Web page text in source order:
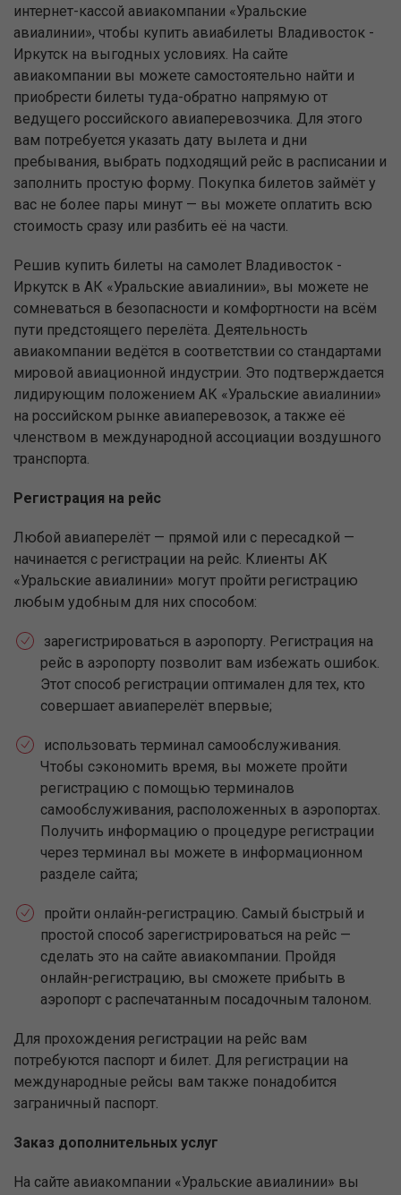
интернет-кассой авиакомпании «Уральские
авиалинии», чтобы купить авиабилеты Владивосток -
Иркутск на выгодных условиях. На сайте
авиакомпании вы можете самостоятельно найти и
приобрести билеты туда-обратно напрямую от
ведущего российского авиаперевозчика. Для этого
вам потребуется указать дату вылета и дни
пребывания, выбрать подходящий рейс в расписании и
заполнить простую форму. Покупка билетов займёт у
вас не более пары минут — вы можете оплатить всю
стоимость сразу или разбить её на части.
Решив купить билеты на самолет Владивосток -
Иркутск в АК «Уральские авиалинии», вы можете не
сомневаться в безопасности и комфортности на всём
пути предстоящего перелёта. Деятельность
авиакомпании ведётся в соответствии со стандартами
мировой авиационной индустрии. Это подтверждается
лидирующим положением АК «Уральские авиалинии»
на российском рынке авиаперевозок, а также её
членством в международной ассоциации воздушного
транспорта.
Регистрация на рейс
Любой авиаперелёт — прямой или с пересадкой —
начинается с регистрации на рейс. Клиенты АК
«Уральские авиалинии» могут пройти регистрацию
любым удобным для них способом:
зарегистрироваться в аэропорту. Регистрация на
рейс в аэропорту позволит вам избежать ошибок.
Этот способ регистрации оптимален для тех, кто
совершает авиаперелёт впервые;
использовать терминал самообслуживания.
Чтобы сэкономить время, вы можете пройти
регистрацию с помощью терминалов
самообслуживания, расположенных в аэропортах.
Получить информацию о процедуре регистрации
через терминал вы можете в информационном
разделе сайта;
пройти онлайн-регистрацию. Самый быстрый и
простой способ зарегистрироваться на рейс —
сделать это на сайте авиакомпании. Пройдя
онлайн-регистрацию, вы сможете прибыть в
аэропорт с распечатанным посадочным талоном.
Для прохождения регистрации на рейс вам
потребуются паспорт и билет. Для регистрации на
международные рейсы вам также понадобится
заграничный паспорт.
Заказ дополнительных услуг
На сайте авиакомпании «Уральские авиалинии» вы